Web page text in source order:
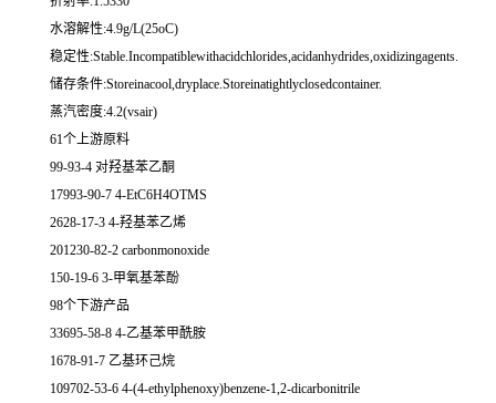
水溶解性:4.9g/L(25oC)
稳定性:Stable.Incompatiblewithacidchlorides,acidanhydrides,oxidizingagents.
储存条件:Storeinacool,dryplace.Storeinatightlyclosedcontainer.
蒸汽密度:4.2(vsair)
61个上游原料
99-93-4 对羟基苯乙酮
17993-90-7 4-EtC6H4OTMS
2628-17-3 4-羟基苯乙烯
201230-82-2 carbonmonoxide
150-19-6 3-甲氧基苯酚
98个下游产品
33695-58-8 4-乙基苯甲酰胺
1678-91-7 乙基环己烷
109702-53-6 4-(4-ethylphenoxy)benzene-1,2-dicarbonitrile